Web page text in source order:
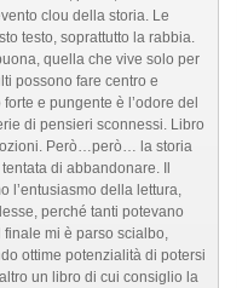
clou della storia. Le
testo, soprattutto la rabbia.
quella che vive solo per
possono fare centro e
e pungente è l’odore del
di pensieri sconnessi. Libro
Però…però… la storia
di abbandonare. Il
l’entusiasmo della lettura,
perché tanti potevano
mi è parso scialbo,
ottime potenzialità di potersi
un libro di cui consiglio la